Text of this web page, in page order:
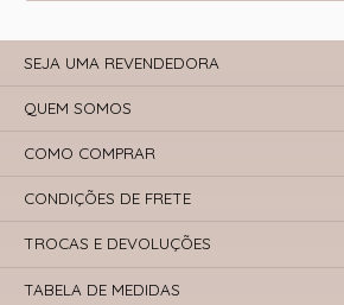
SEJA UMA REVENDEDORA
QUEM SOMOS
COMO COMPRAR
CONDIÇÕES DE FRETE
TROCAS E DEVOLUÇÕES
TABELA DE MEDIDAS